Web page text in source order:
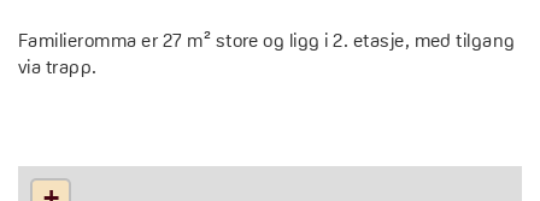
Familieromma er 27 m² store og ligg i 2. etasje, med tilgang
via trapp.